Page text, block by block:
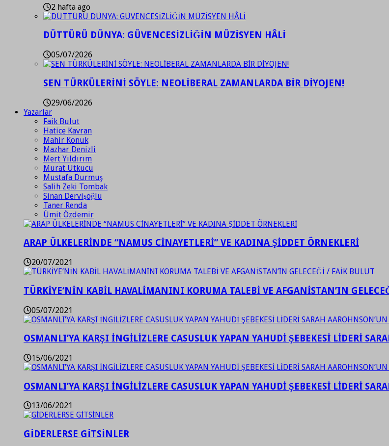
2 hafta ago
DÜTTÜRÜ DÜNYA: GÜVENCESİZLİĞİN MÜZİSYEN HÂLİ
05/07/2026
SEN TÜRKÜLERİNİ SÖYLE: NEOLİBERAL ZAMANLARDA BİR DİYOJEN!
29/06/2026
Yazarlar
Faik Bulut
Hatice Kavran
Mahir Konuk
Mazhar Denizli
Mert Yıldırım
Murat Utkucu
Mustafa Durmuş
Salih Zeki Tombak
Sinan Dervişoğlu
Taner Renda
Ümit Özdemir
ARAP ÜLKELERİNDE “NAMUS CİNAYETLERİ” VE KADINA ŞİDDET ÖRNEKLERİ
20/07/2021
TÜRKİYE’NİN KABİL HAVALİMANINI KORUMA TALEBİ VE AFGANİSTAN’IN
05/07/2021
OSMANLI’YA KARŞI İNGİLİZLERE CASUSLUK YAPAN YAHUDİ ŞEBEKESİ LİDERİ
15/06/2021
OSMANLI’YA KARŞI İNGİLİZLERE CASUSLUK YAPAN YAHUDİ ŞEBEKESİ LİDERİ
13/06/2021
GİDERLERSE GİTSİNLER